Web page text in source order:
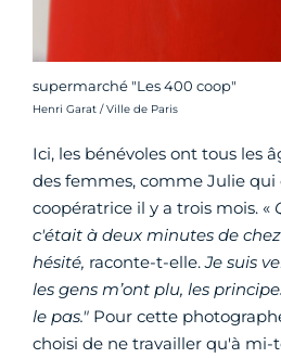
supermarché "Les 400 coop"
Crédit photo :
Henri Garat / Ville de Paris
Ici, les bénévoles ont tous les
des femmes, comme Julie qui
coopératrice il y a trois mois. «
c'était à deux minutes de
hésité, raconte-t-elle.Je suis
les gens m’ont plu, les
le pas." Pour cette
choisi de ne travailler qu'à mi-